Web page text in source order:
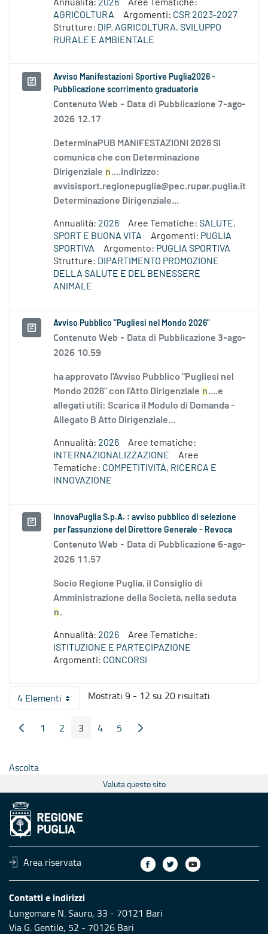
Annualità: 2026
Aree Tematiche:
AGRICOLTURA
Argomenti: CSR 2023-2027
Strutture: DIP. AGRICOLTURA, SVILUPPO
RURALE E AMBIENTALE
Avviso Manifestazioni Sportive Puglia2026 -
Pubblicazione scorrimento graduatoria
Contenuto Web - Data di Pubblicazione 7-ago-
2026 12.17
DeterminaPUB MANIFESTAZIONI 2026 Si
comunica che con Determinazione
Dirigenziale n....indirizzo:
avvisisport.regionepuglia@pec.rupar.puglia.it
Determinazione Dirigenziale...
Annualità: 2026 Aree Tematiche: SALUTE,
SPORT E BUONA VITA
Argomenti: PUGLIA
SPORTIVA
Argomento: PUGLIA SPORTIVA
Strutture: DIPARTIMENTO PROMOZIONE
DELLA SALUTE E DEL BENESSERE
ANIMALE
Avviso Pubblico "Pugliesi nel Mondo 2026"
Contenuto Web - Data di Pubblicazione 3-ago-
2026 10.59
ha approvato l'Avviso Pubblico "Pugliesi nel
Mondo 2026" con l'Atto Dirigenziale n....e
allegati utili: Scarica il Modulo di Domanda -
Allegato B Atto Dirigenziale...
Annualità: 2026
Aree tematiche:
INTERNAZIONALIZZAZIONE
Aree
Tematiche: COMPETITIVITÀ, RICERCA E
INNOVAZIONE
InnovaPuglia S.p.A. : avviso pubblico di selezione
per l'assunzione del Direttore Generale - Revoca
Contenuto Web - Data di Pubblicazione 6-ago-
2026 11.57
Socio Regione Puglia, il Consiglio di
Amministrazione della Società, nella seduta
n.
Annualità: 2026
Aree Tematiche:
ISTITUZIONE E PARTECIPAZIONE
Argomenti: CONCORSI
4 ElementiPer pagina
Mostrati 9 - 12 su 20 risultati.
Pagina Precedente
Pagina
1 Pagina
2 Pagina
3 Pagina
4 Pagina
5 Pagina Seguente
Ascolta
Valuta questo sito
Area riservata
Contatti e indirizzi
Lungomare N. Sauro, 33 - 70121 Bari
Via G. Gentile, 52 - 70126 Bari